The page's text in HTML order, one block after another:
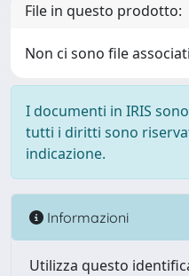
File in questo prodotto:
Non ci sono file
I documenti in IRIS
tutti i diritti sono
indicazione.
Informazioni
Utilizza questo